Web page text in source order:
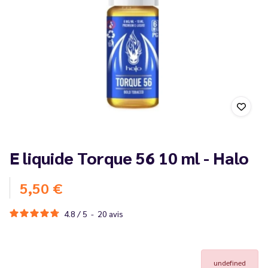
E liquide Torque 56 10 ml - Halo
5,50 €
4.8 / 5 - 20 avis
undefined